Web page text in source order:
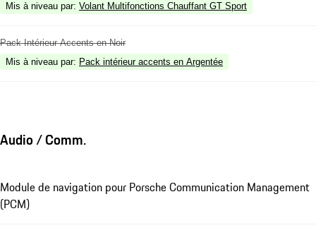
Mis à niveau par: Volant Multifonctions Chauffant GT Sport
Pack Intérieur Accents en Noir
Mis à niveau par: Pack intérieur accents en Argentée
Audio / Comm.
Module de navigation pour Porsche Communication Management
(PCM)